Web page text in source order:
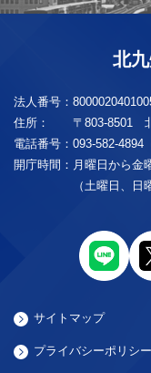
北
法人番号：
住所：
〒803-8501
電話番号： 093-582-4894
開庁時間： 月曜日から金
（土曜日、日
サイトマップ
プライバシーポリシー